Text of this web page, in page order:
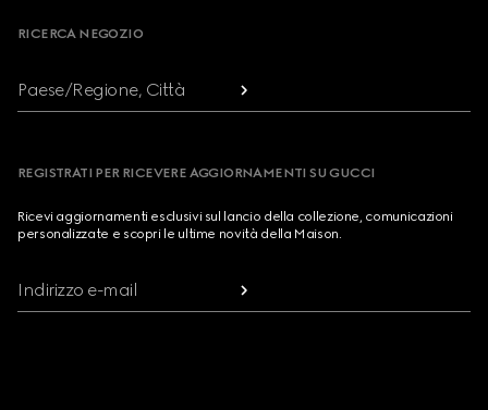
RICERCA NEGOZIO
Paese/Regione, Città
REGISTRATI PER RICEVERE AGGIORNAMENTI SU GUCCI
Ricevi aggiornamenti esclusivi sul lancio della collezione, comunicazioni
personalizzate e scopri le ultime novità della Maison.
Indirizzo e-mail